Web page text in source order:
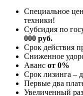
Специальное
техники!
Субсидия по
000 руб.
Срок действия
Сниженное
Аванс от 0%
Срок лизинга –
Первые два
Увеличенный